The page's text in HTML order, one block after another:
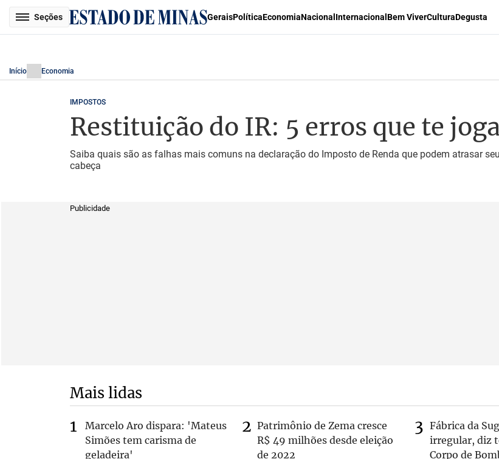
Seções GeraisPolíticaEconomiaNacional Internacional Bem ViverCulturaDegusta
Início Economia
IMPOSTOS
Restituição do IR: 5 erros que te
Saiba quais são as falhas mais comuns na declaração do Imposto de Renda que podem atrasar
cabeça
Publicidade
Mais lidas
Marcelo Aro dispara: 'Mateus
Simões tem carisma de
geladeira'
Patrimônio de Zema cresce
R$ 49 milhões desde eleição
de 2022
Fábrica da
irregular, diz
Corpo de